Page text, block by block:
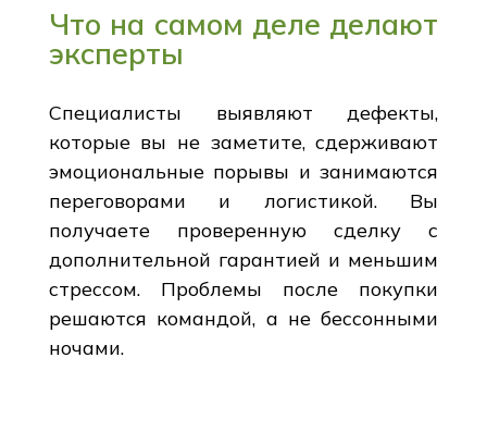
Что на самом деле делают
эксперты
Специалисты выявляют дефекты,
которые вы не заметите, сдерживают
эмоциональные порывы и занимаются
переговорами и логистикой. Вы
получаете проверенную сделку с
дополнительной гарантией и меньшим
стрессом. Проблемы после покупки
решаются командой, а не бессонными
ночами.